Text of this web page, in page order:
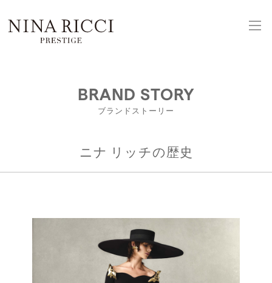
BRAND STORY
ブランドストーリー
ニナ リッチの歴史